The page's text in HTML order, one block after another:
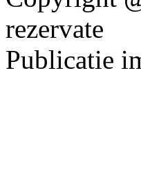
rezervate
Publicatie